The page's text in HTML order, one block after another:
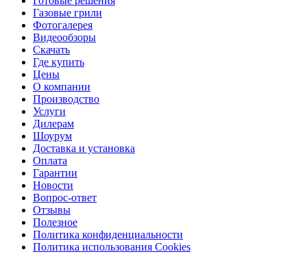
Газовые грили
Фотогалерея
Видеообзоры
Скачать
Где купить
Цены
О компании
Производство
Услуги
Дилерам
Шоурум
Доставка и установка
Оплата
Гарантии
Новости
Вопрос-ответ
Отзывы
Полезное
Политика конфиденциальности
Политика использования Cookies